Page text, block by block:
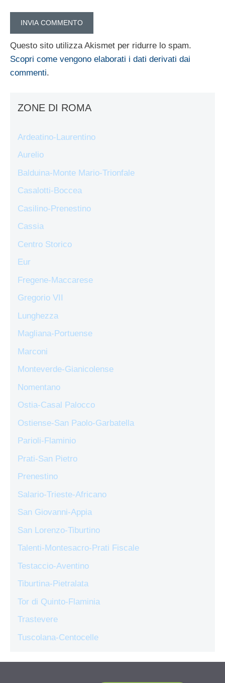
Questo sito utilizza Akismet per ridurre lo spam.
Scopri come vengono elaborati i dati derivati dai
commenti.
ZONE DI ROMA
Ardeatino-Laurentino
Aurelio
Balduina-Monte Mario-Trionfale
Casalotti-Boccea
Casilino-Prenestino
Cassia
Centro Storico
Eur
Fregene-Maccarese
Gregorio VII
Lunghezza
Magliana-Portuense
Marconi
Monteverde-Gianicolense
Nomentano
Ostia-Casal Palocco
Ostiense-San Paolo-Garbatella
Parioli-Flaminio
Prati-San Pietro
Prenestino
Salario-Trieste-Africano
San Giovanni-Appia
San Lorenzo-Tiburtino
Talenti-Montesacro-Prati Fiscale
Testaccio-Aventino
Tiburtina-Pietralata
Tor di Quinto-Flaminia
Trastevere
Tuscolana-Centocelle